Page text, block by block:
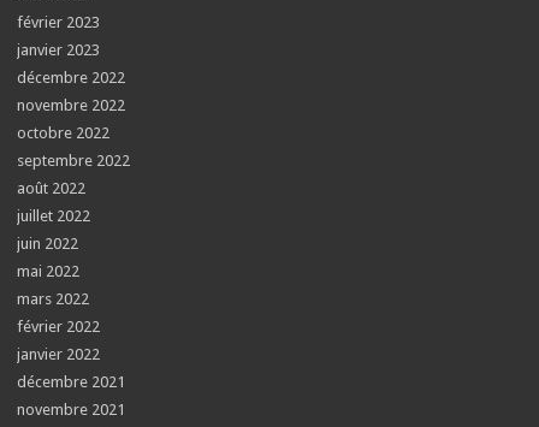
février 2023
janvier 2023
décembre 2022
novembre 2022
octobre 2022
septembre 2022
août 2022
juillet 2022
juin 2022
mai 2022
mars 2022
février 2022
janvier 2022
décembre 2021
novembre 2021